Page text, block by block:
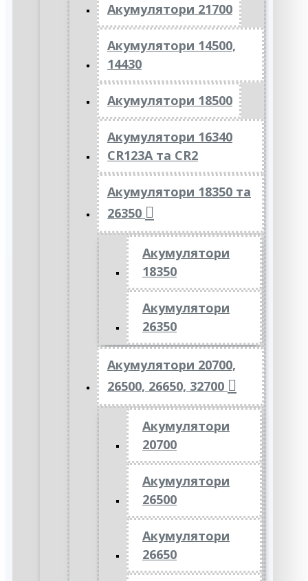
Акумулятори 21700
Акумулятори 14500,
14430
Акумулятори 18500
Акумулятори 16340
CR123A та CR2
Акумулятори 18350 та
26350
Акумулятори
18350
Акумулятори
26350
Акумулятори 20700,
26500, 26650, 32700
Акумулятори
20700
Акумулятори
26500
Акумулятори
26650